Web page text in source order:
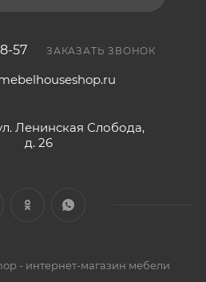
57 ЗАКАЗАТЬ ЗВОНОК
Ленинская Слобода,
д. 26
- интернет-магазин мебели